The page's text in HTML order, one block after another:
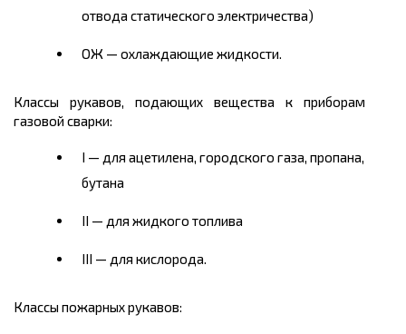
отвода статического электричества)
ОЖ — охлаждающие жидкости.
Классы рукавов, подающих вещества к приборам
газовой сварки:
I — для ацетилена, городского газа, пропана,
бутана
II — для жидкого топлива
III — для кислорода.
Классы пожарных рукавов: